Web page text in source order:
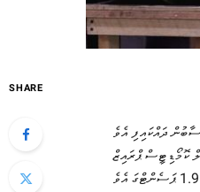
SHARE
ކޮމޯޑިޓީސް ޕްރައިޒް